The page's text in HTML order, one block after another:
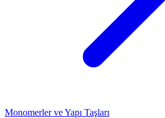
Monomerler ve Yapı Taşları